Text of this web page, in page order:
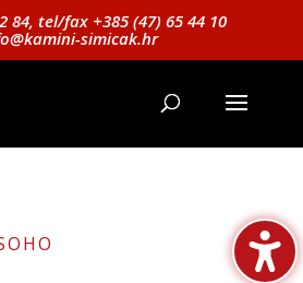
84, tel/fax +385 (47) 65 44 10
simicak.hr